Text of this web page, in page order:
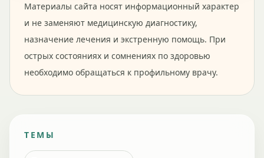
Материалы сайта носят информационный характер
и не заменяют медицинскую диагностику,
назначение лечения и экстренную помощь. При
острых состояниях и сомнениях по здоровью
необходимо обращаться к профильному врачу.
ТЕМЫ